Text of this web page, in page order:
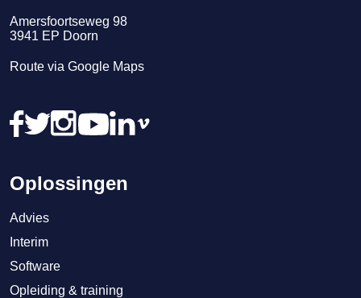
Amersfoortseweg 98
3941 EP Doorn
Route via Google Maps
Oplossingen
Advies
Interim
Software
Opleiding & training